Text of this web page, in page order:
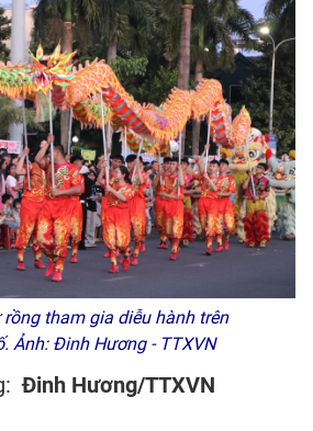
tham gia diễu hành trên
Ảnh: Đinh Hương - TTXVN
Đinh Hương/TTXVN